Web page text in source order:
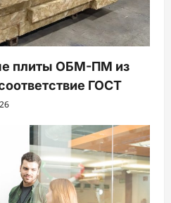
плиты ОБМ-ПМ из
ГОСТ